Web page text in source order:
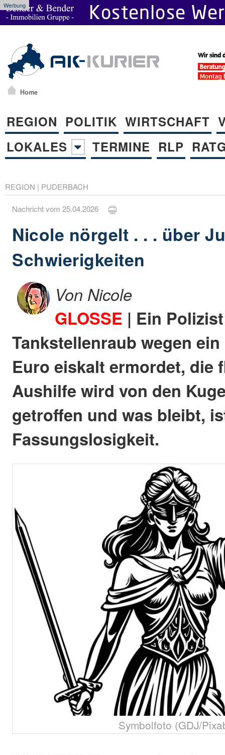
Werbung
Home
REGION POLITIK WIRTSCHAFT
LOKALES
TERMINE RLP
REGION | PUDERBACH
Nachricht vom 25.04.2026
Nicole nörgelt . . . über
Schwierigkeiten
Von Nicole
GLOSSE | Ein
Tankstellenraub wegen
Euro eiskalt ermordet, die
Aushilfe wird von den
getroffen und was bleibt,
Fassungslosigkeit.
Symbolfoto (GDJ/